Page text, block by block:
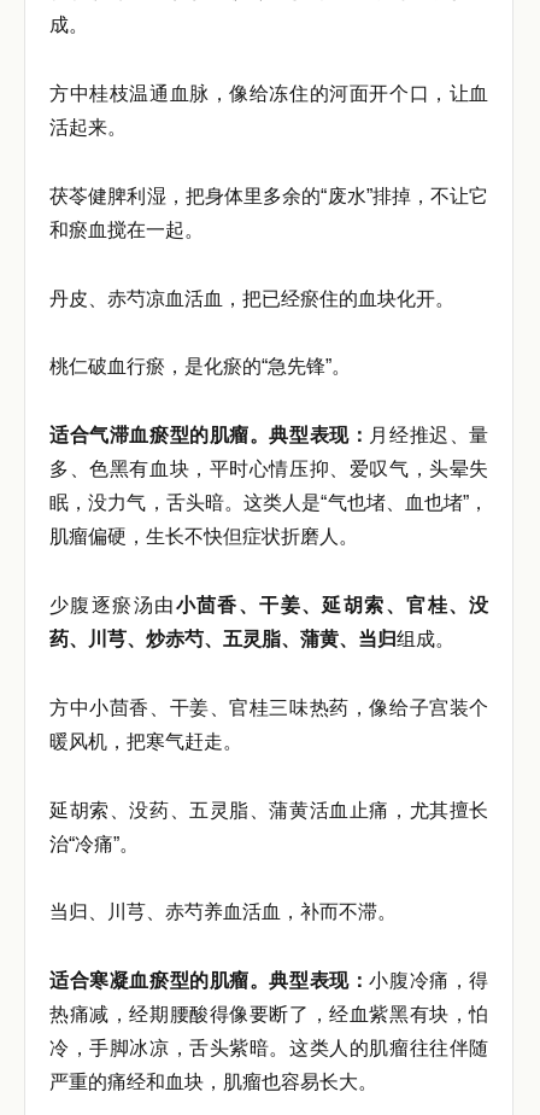
成。
方中桂枝温通血脉，像给冻住的河面开个口，让血
活起来。
茯苓健脾利湿，把身体里多余的“废水”排掉，不让它
和瘀血搅在一起。
丹皮、赤芍凉血活血，把已经瘀住的血块化开。
桃仁破血行瘀，是化瘀的“急先锋”。
适合气滞血瘀型的肌瘤。典型表现： 月经推迟、量
多、色黑有血块，平时心情压抑、爱叹气，头晕失
眠，没力气，舌头暗。这类人是“气也堵、血也堵”，
肌瘤偏硬，生长不快但症状折磨人。
少腹逐瘀汤由小茴香、干姜、延胡索、官桂、没
药、川芎、炒赤芍、五灵脂、蒲黄、当归组成。
方中小茴香、干姜、官桂三味热药，像给子宫装个
暖风机，把寒气赶走。
延胡索、没药、五灵脂、蒲黄活血止痛，尤其擅长
治“冷痛”。
当归、川芎、赤芍养血活血，补而不滞。
适合寒凝血瘀型的肌瘤。典型表现：小腹冷痛，得
热痛减，经期腰酸得像要断了，经血紫黑有块，怕
冷，手脚冰凉，舌头紫暗。这类人的肌瘤往往伴随
严重的痛经和血块，肌瘤也容易长大。